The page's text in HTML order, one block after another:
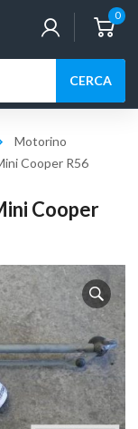
0
CERCA
Motorino
Cooper R56
Cooper